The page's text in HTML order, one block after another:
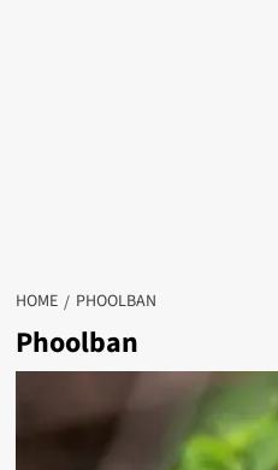
HOME PHOOLBAN
Phoolban